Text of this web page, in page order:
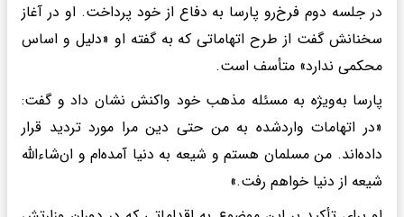
در جلسه دوم فرخ‌رو پارسا به دفاع از خود پرداخت. او در آغاز
سخنانش گفت از طرح اتهاماتی که به گفته او «دلیل و اساس
محکمی ندارد» متأسف است.
پارسا به‌ویژه به مسئله مذهب خود واکنش نشان داد و گفت:
«در اتهامات واردشده به من حتی دین مرا مورد تردید قرار
داده‌اند. من مسلمان هستم و شیعه به دنیا آمده‌ام و ان‌شاءالله
شیعه از دنیا خواهم رفت.»